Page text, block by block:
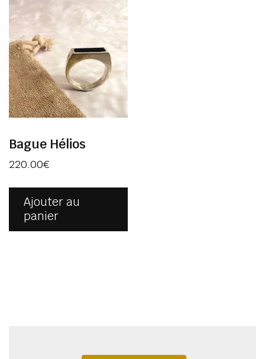
Bague Hélios
220.00€
Ajouter au
panier